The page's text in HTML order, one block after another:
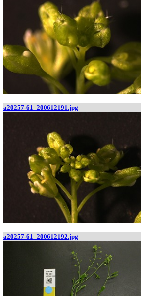
a20257-61_200612191.jpg
a20257-61_200612192.jpg